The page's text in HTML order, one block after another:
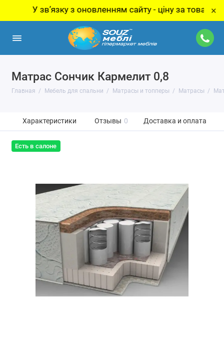
У звʼязку з оновленням сайту - ціну за товар ×
Матрас Сончик Кармелит 0,8
Главная Мебель для спальни Матрасы и топперы Матрасы
Характеристики Отзывы 0 Доставка и оплата
Есть в салоне